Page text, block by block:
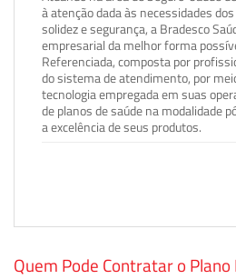
à atenção dada às necessidades
solidez e segurança, a Bradesco
empresarial da melhor forma
Referenciada, composta por
do sistema de atendimento, por
tecnologia empregada em suas
de planos de saúde na modalidade
a excelência de seus produtos.
Quem Pode Contratar o